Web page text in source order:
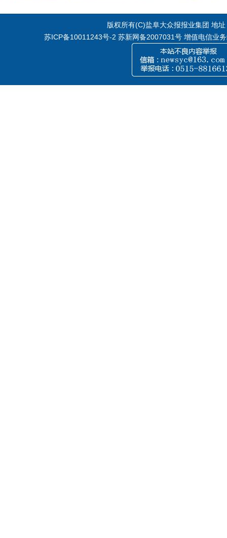
版权所有(C)盐阜大众报报业集团 地
苏ICP备10011243号-2 苏新网备2007031号 增值电信业